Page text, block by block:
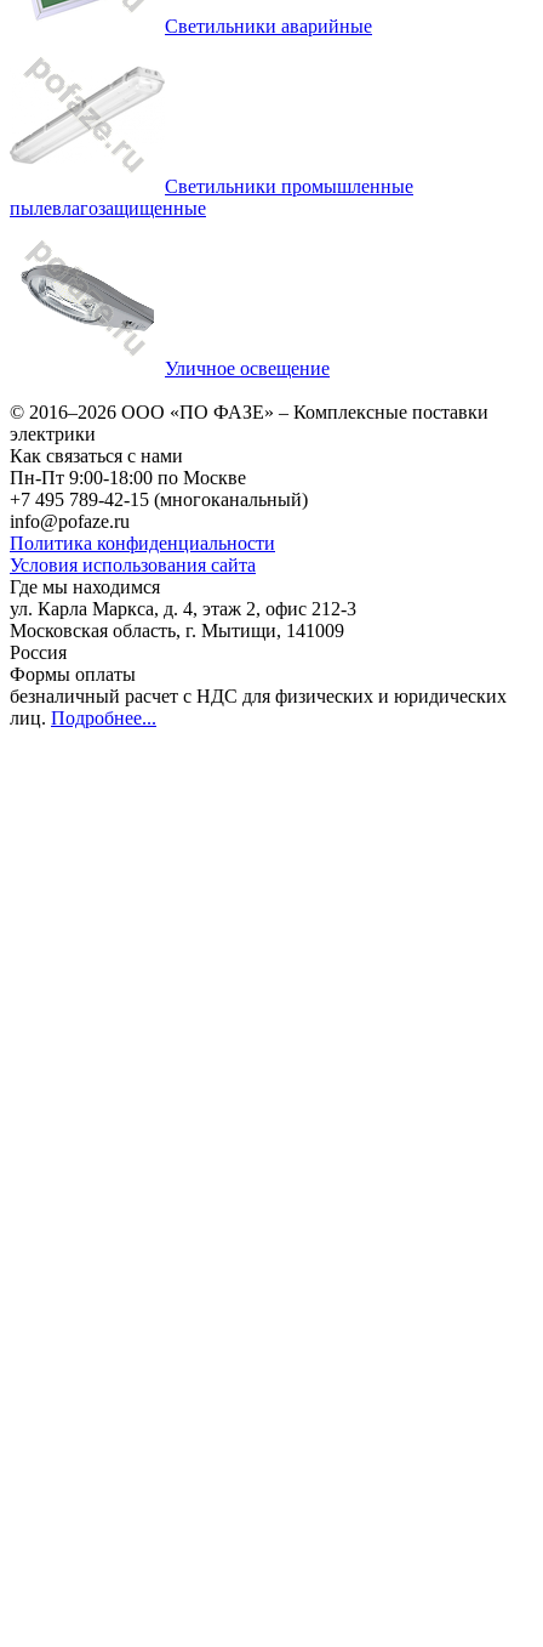
Светильники аварийные
Светильники промышленные
пылевлагозащищенные
Уличное освещение
© 2016–2026 ООО «ПО ФАЗЕ» – Комплексные поставки
электрики
Как связаться с нами
Пн-Пт 9:00-18:00 по Москве
+7 495 789-42-15 (многоканальный)
info@pofaze.ru
Политика конфиденциальности
Условия использования сайта
Где мы находимся
ул. Карла Маркса, д. 4, этаж 2, офис 212-3
Московская область, г. Мытищи, 141009
Россия
Формы оплаты
безналичный расчет с НДС для физических и юридических
лиц. Подробнее...